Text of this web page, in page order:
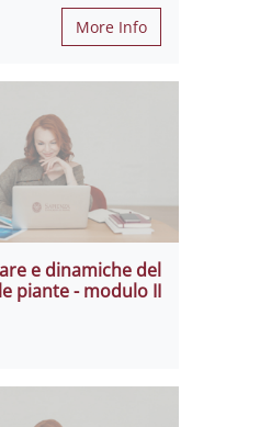
More Info
e dinamiche del
piante - modulo II